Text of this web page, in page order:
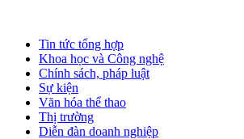
Tin tức tổng hợp
Khoa học và Công nghệ
Chính sách, pháp luật
Sự kiện
Văn hóa thể thao
Thị trường
Diễn đàn doanh nghiệp